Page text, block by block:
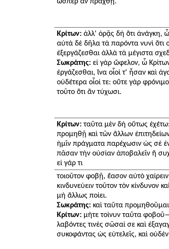
Κρίτων:ἀλλ' ὁρᾷς δὴ ὅτι ἀνάγκη, ὦ
αὐτὰ δὲ δῆλα τὰ παρόντα νυνὶ ὅτι
ἐξεργάζεσθαι ἀλλὰ τὰ μέγιστα
Σωκράτης:εἰ γὰρ ὤφελον, ὦ Κρίτων,
ἐργάζεσθαι, ἵνα οἷοί τ' ἦσαν καὶ
οὐδέτερα οἷοί τε: οὔτε γὰρ
τοῦτο ὅτι ἂν τύχωσι.
Κρίτων:ταῦτα μὲν δὴ οὕτως
προμηθῇ καὶ τῶν ἄλλων
ἡμῖν πράγματα παρέχωσιν ὡς σὲ
πᾶσαν τὴν οὐσίαν ἀποβαλεῖν ἢ
εἰ γάρ τι
τοιοῦτον φοβῇ, ἔασον αὐτὸ
κινδυνεύειν τοῦτον τὸν κίνδυνον
μὴ ἄλλως ποίει.
Σωκράτης:καὶ ταῦτα
Κρίτων:μήτε τοίνυν ταῦτα
λαβόντες τινὲς σῶσαί σε καὶ
συκοφάντας ὡς εὐτελεῖς, καὶ